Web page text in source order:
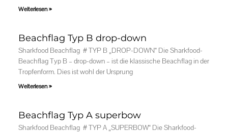
Weiterlesen »
Beachflag Typ B drop-down
Sharkfood Beachflag # TYP B „DROP-DOWN“ Die Sharkfood-
Beachflag Typ B – drop-down – ist die klassische Beachflag in der
Tropfenform. Dies ist wohl der Ursprung
Weiterlesen »
Beachflag Typ A superbow
Sharkfood Beachflag # TYP A „SUPERBOW“ Die Sharkfood-